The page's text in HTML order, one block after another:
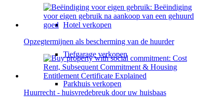
Hotel verkopen
Tiefgarage verkopen
Parkhuis verkopen
Opzegtermijnen als bescherming van de huurder
Huurrecht - huisvredebreuk door uw huisbaas